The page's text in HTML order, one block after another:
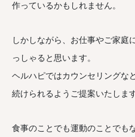
作っているかもしれません。
しかしながら、お仕事やご家庭
っしゃると思います。
ヘルハピではカウンセリングな
続けられるようご提案いたします
食事のことでも運動のことでも